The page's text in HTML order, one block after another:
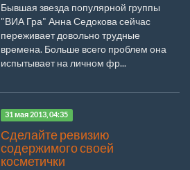
Бывшая звезда популярной группы
"ВИА Гра" Анна Седокова сейчас
переживает довольно трудные
времена. Больше всего проблем она
испытывает на личном фр...
31 мая 2013, 04:35
Сделайте ревизию
содержимого своей
косметички